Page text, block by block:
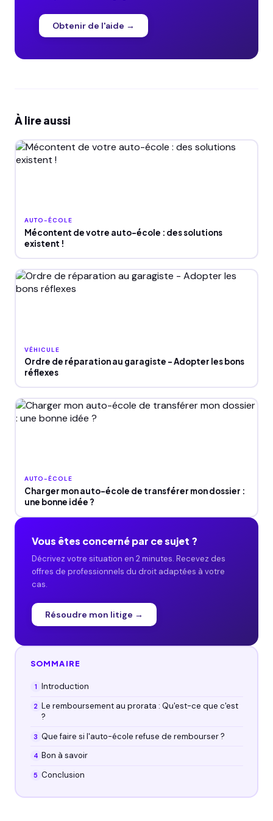
Obtenir de l'aide →
À lire aussi
AUTO-ÉCOLE
Mécontent de votre auto-école : des solutions
existent !
VÉHICULE
Ordre de réparation au garagiste - Adopter les bons
réflexes
AUTO-ÉCOLE
Charger mon auto-école de transférer mon dossier :
une bonne idée ?
Vous êtes concerné par ce sujet ?
Décrivez votre situation en 2 minutes. Recevez des
offres de professionnels du droit adaptées à votre
cas.
Résoudre mon litige →
SOMMAIRE
Introduction
Le remboursement au prorata : Qu'est-ce que c'est
?
Que faire si l'auto-école refuse de rembourser ?
Bon à savoir
Conclusion